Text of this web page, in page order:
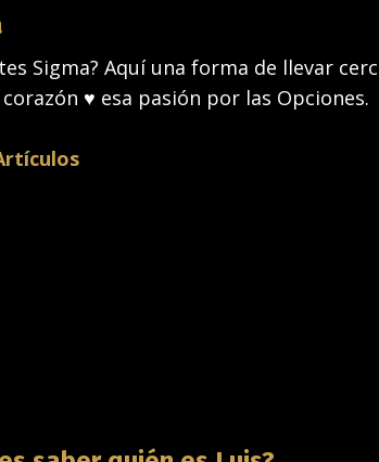
Sigma? Aquí una forma de llevar
♥️ esa pasión por las Opciones.